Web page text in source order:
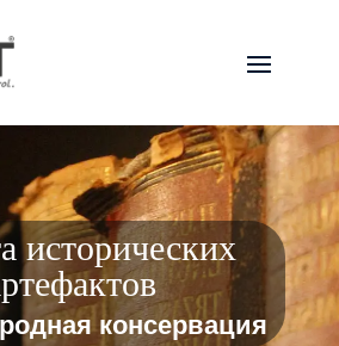
исторических
консервация